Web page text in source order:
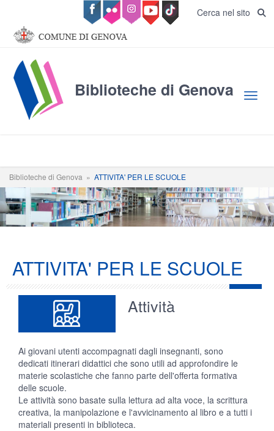
Salta al contenuto principale Cerca nel sito
Biblioteche di Genova
Biblioteche di Genova » ATTIVITA' PER LE SCUOLE
ATTIVITA' PER LE SCUOLE
Attività
Ai giovani utenti accompagnati dagli insegnanti, sono
dedicati itinerari didattici che sono utili ad approfondire le
materie scolastiche che fanno parte dell'offerta formativa
delle scuole.
Le attività sono basate sulla lettura ad alta voce, la scrittura
creativa, la manipolazione e l'avvicinamento al libro e a tutti i
materiali presenti in biblioteca.